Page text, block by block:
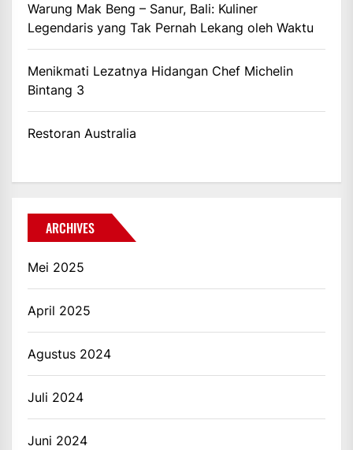
Warung Mak Beng – Sanur, Bali: Kuliner
Legendaris yang Tak Pernah Lekang oleh Waktu
Menikmati Lezatnya Hidangan Chef Michelin
Bintang 3
Restoran Australia
ARCHIVES
Mei 2025
April 2025
Agustus 2024
Juli 2024
Juni 2024